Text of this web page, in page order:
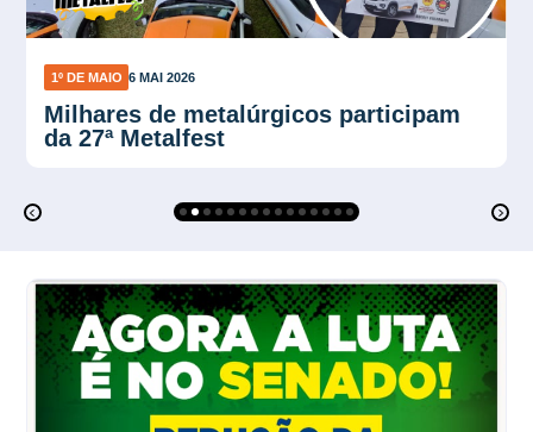
1º DE MAIO 4 MAI 2026
Frentistas do RJ participam do 1º de
Maio em Copacabana